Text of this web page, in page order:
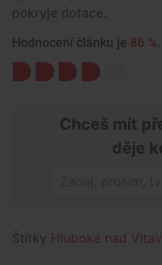
pokryje dotace.
Hodnocení článku je 86 %
Chceš mít
děje
Štítky Hluboká nad